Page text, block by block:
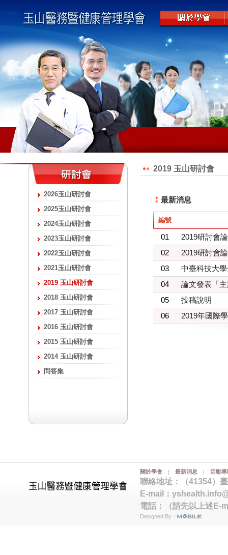
2026玉山研討會
2025玉山研討會
2024玉山研討會
2023玉山研討會
2022玉山研討會
2021玉山研討會
2019 玉山研討會
2018 玉山研討會
2017 玉山研討會
2016 玉山研討會
2015 玉山研討會
2014 玉山研討會
問答集
2019 玉山研討會
最新消息
編號
01
2019研討會
02
2019研討會
03
中臺科技大
04
論文發表「
05
投稿說明
06
2019年國際
關於學會 | 最新消息 | 活動專
聯絡地址：（41354）
E-mail：
電話：（請先以上述E-
Designed By：